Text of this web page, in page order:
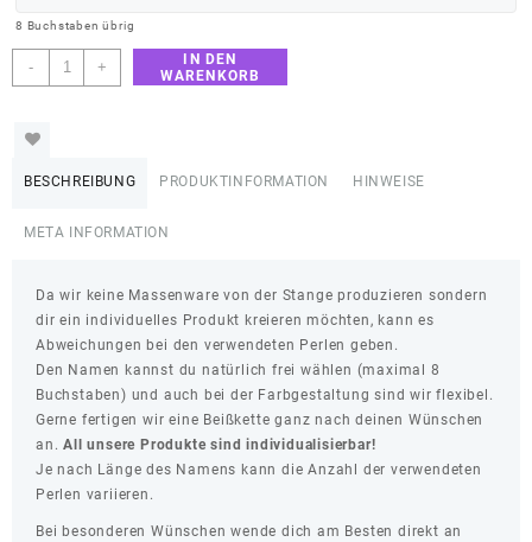
8 Buchstaben übrig
-
Beißkette
"Frida"
+
IN DEN
WARENKORB
BESCHREIBUNG PRODUKTINFORMATION HINWEISE
META INFORMATION
Da wir keine Massenware von der Stange produzieren sondern
dir ein individuelles Produkt kreieren möchten, kann es
Abweichungen bei den verwendeten Perlen geben.
Den Namen kannst du natürlich frei wählen (maximal 8
Buchstaben) und auch bei der Farbgestaltung sind wir flexibel.
Gerne fertigen wir eine Beißkette ganz nach deinen Wünschen
an.All unsere Produkte sind individualisierbar!
Je nach Länge des Namens kann die Anzahl der verwendeten
Perlen variieren.
Bei besonderen Wünschen wende dich am Besten direkt an